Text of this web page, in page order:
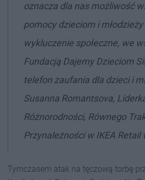
oznacza dla nas możliwość
pomocy dzieciom i
wykluczenie społeczne, we
Fundacją Dajemy Dzieciom
telefon zaufania dla dzieci i
Susanna Romantsova,
Różnorodności, Równego
Przynależności w IKEA Retail
Tymczasem atak na tęczową torbę